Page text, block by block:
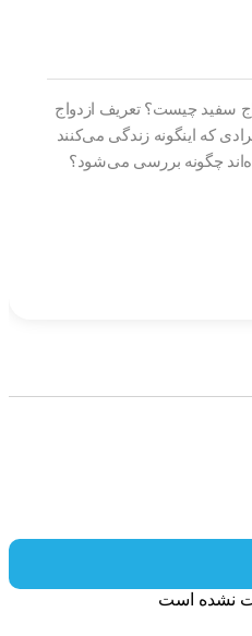
چیست؟ تعریف ازدواج
اینگونه زندگی می‌کنند
چگونه بررسی می‌شود؟
است